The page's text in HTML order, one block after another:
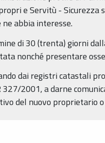
e Servitù - Sicurezza
abbia interesse.
di 30 (trenta) giorni
nonché presentare
dai registri catastali
2001, a darne
del nuovo proprietario